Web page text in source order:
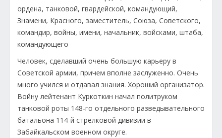
Человек, сделавший очень большую карьеру в
Советской армии, причем вполне заслуженно. Очень
много учился и отдавал знания. Хороший организатор.
Войну лейтенант Куркоткин начал политруком
танковой роты 148-го отдельного разведывательного
батальона 114-й стрелковой дивизии в
Забайкальском военном округе.